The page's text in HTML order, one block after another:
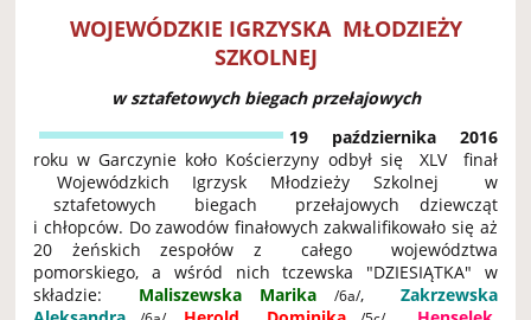
WOJEWÓDZKIE IGRZYSKA MŁODZIEŻY
SZKOLNEJ
w sztafetowych biegach przełajowych
19 października 2016
roku w Garczynie koło Kościerzyny odbył się XLV finał
Wojewódzkich Igrzysk Młodzieży Szkolnej w
sztafetowych biegach przełajowych dziewcząt
i chłopców. Do zawodów finałowych zakwalifikowało się aż
20 żeńskich zespołów z całego województwa
pomorskiego, a wśród nich tczewska "DZIESIĄTKA" w
składzie:
MaliszewskaMarika /6a/,
Zakrzewska